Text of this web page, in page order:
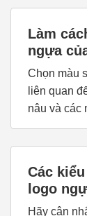
Làm
ngựa
Chọn màu
liên quan
nâu và các
Các
logo
Hãy cân